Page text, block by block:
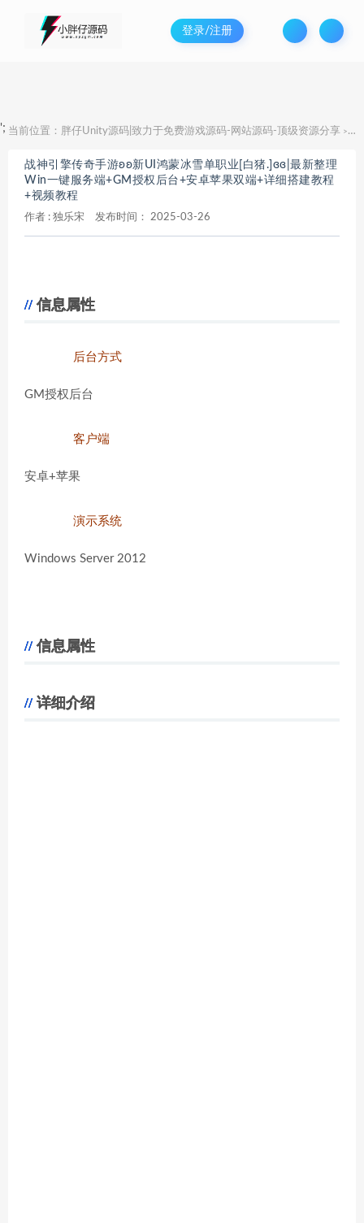
登录/注册
'; 当前位置： 胖仔Unity源码|致力于免费游戏源码-网站源码-顶级资源分享 > 战
战神引擎传奇手游ʚʚ新UI鸿蒙冰雪单职业[白猪.]ɞɞ|最新整理
Win一键服务端+GM授权后台+安卓苹果双端+详细搭建教程
+视频教程
作者 : 独乐宋 发布时间： 2025-03-26
信息属性
后台方式
GM授权后台
客户端
安卓+苹果
演示系统
Windows Server 2012
信息属性
详细介绍